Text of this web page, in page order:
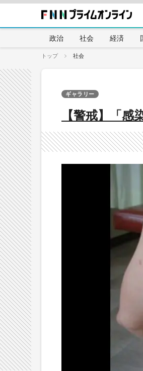
政治 社会 経済
トップ 社会
【警戒】「
ギャラリー